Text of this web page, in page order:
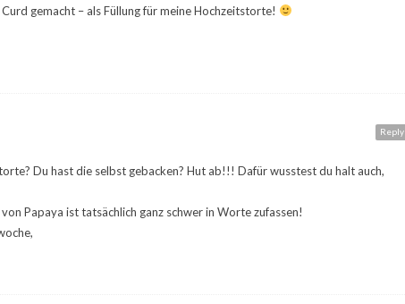
gemacht – als Füllung für meine Hochzeitstorte!
Reply
Du hast die selbst gebacken? Hut ab!!! Dafür wusstest du halt auch,
Papaya ist tatsächlich ganz schwer in Worte zufassen!